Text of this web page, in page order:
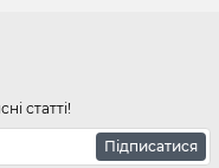
статті!
Підписатися